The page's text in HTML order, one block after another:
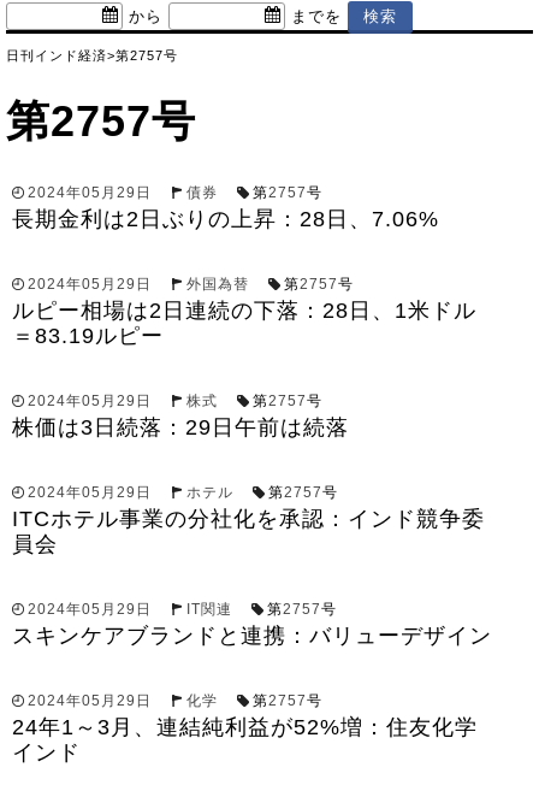
から
までを
日刊インド経済>第2757号
第2757号
2024年05月29日 債券 第2757号
長期金利は2日ぶりの上昇：28日、7.06%
2024年05月29日 外国為替 第2757号
ルピー相場は2日連続の下落：28日、1米ドル
＝83.19ルピー
2024年05月29日 株式 第2757号
株価は3日続落：29日午前は続落
2024年05月29日 ホテル 第2757号
ITCホテル事業の分社化を承認：インド競争委
員会
2024年05月29日 IT関連 第2757号
スキンケアブランドと連携：バリューデザイン
2024年05月29日 化学 第2757号
24年1～3月、連結純利益が52%増：住友化学
インド